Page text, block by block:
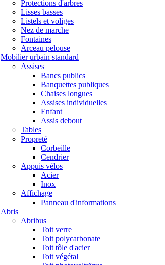
Protections d'arbres
Lisses basses
Listels et voliges
Nez de marche
Fontaines
Arceau pelouse
Mobilier urbain standard
Assises
Bancs publics
Banquettes publiques
Chaises longues
Assises individuelles
Enfant
Assis debout
Tables
Propreté
Corbeille
Cendrier
Appuis vélos
Acier
Inox
Affichage
Panneau d'informations
Abris
Abribus
Toit verre
Toit polycarbonate
Toit tôle d'acier
Toit végétal